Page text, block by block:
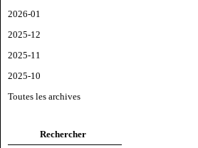
2026-01
2025-12
2025-11
2025-10
Toutes les archives
Rechercher